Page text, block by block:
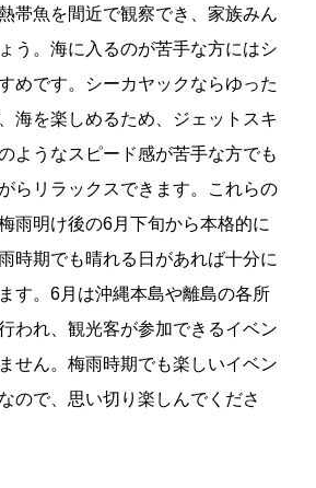
帯魚を間近で観察でき、家族みん
う。海に入るのが苦手な方にはシ
めです。シーカヤックならゆった
海を楽しめるため、ジェットスキ
ようなスピード感が苦手な方でも
らリラックスできます。これらの
雨明け後の6月下旬から本格的に
時期でも晴れる日があれば十分に
す。6月は沖縄本島や離島の各所
われ、観光客が参加できるイベン
せん。梅雨時期でも楽しいイベン
ので、思い切り楽しんでくださ